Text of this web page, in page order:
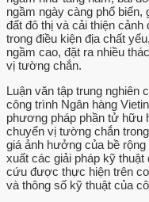
ngầm ngày càng phổ biến,
đất đô thị và cải thiện cảnh
trong điều kiện địa chất
ngầm cao, đặt ra nhiều
vị tường chắn.
Luận văn tập trung nghiên
công trình Ngân hàng
phương pháp phần tử hữu
chuyển vị tường chắn
giá ảnh hưởng của bề
xuất các giải pháp kỹ
cứu được thực hiện trên
và thông số kỹ thuật của